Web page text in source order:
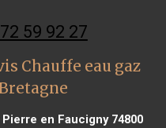
59 92 27
Chauffe eau gaz
en Faucigny 74800